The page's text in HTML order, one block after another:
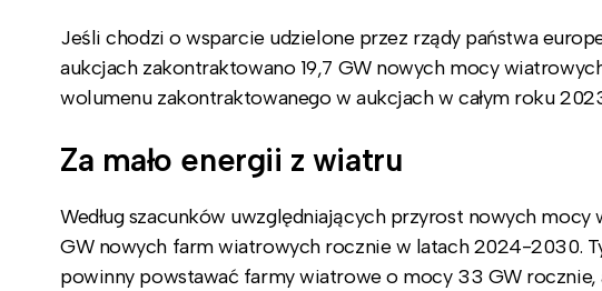
Jeśli chodzi o wsparcie udzielone przez rządy państwa
aukcjach zakontraktowano 19,7 GW nowych mocy
wolumenu zakontraktowanego w aukcjach w całym roku
Za mało energii z wiatru
Według szacunków uwzględniających przyrost nowych
GW nowych farm wiatrowych rocznie w latach 2024-2030.
powinny powstawać farmy wiatrowe o mocy 33 GW